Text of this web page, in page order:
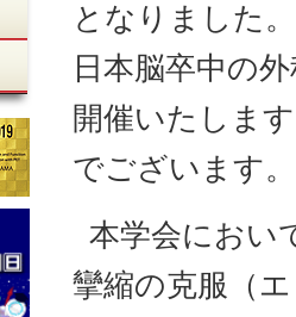
となりました
日本脳卒中の
開催いたしま
でございます。
本学会におい
攣縮の克服（